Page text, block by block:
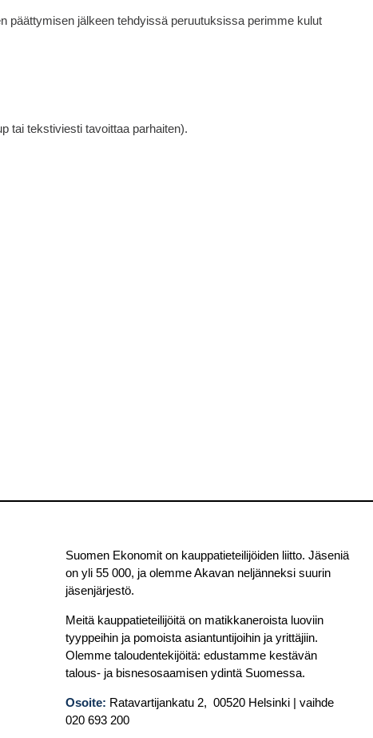
päättymisen jälkeen tehdyissä peruutuksissa perimme kulut
tai tekstiviesti tavoittaa parhaiten).
Suomen Ekonomit on kauppatieteilijöiden liitto. Jäseniä
on yli 55 000, ja olemme Akavan neljänneksi suurin
jäsenjärjestö.
Meitä kauppatieteilijöitä on matikkaneroista luoviin
tyyppeihin ja pomoista asiantuntijoihin ja yrittäjiin.
Olemme taloudentekijöitä: edustamme kestävän
talous- ja bisnesosaamisen ydintä Suomessa.
Osoite: Ratavartijankatu 2, 00520 Helsinki | vaihde
020 693 200